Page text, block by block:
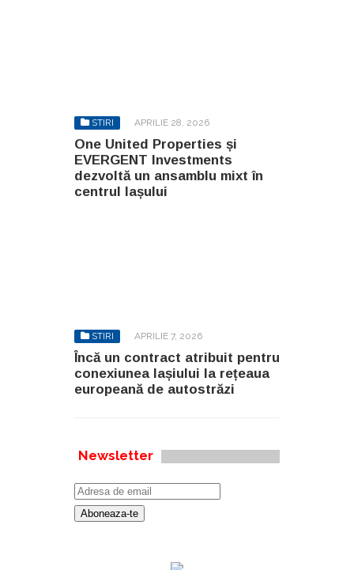
STIRI APRILIE 28, 2026
One United Properties și
EVERGENT Investments
dezvoltă un ansamblu mixt în
centrul Iașului
STIRI APRILIE 7, 2026
Încă un contract atribuit pentru
conexiunea Iașiului la rețeaua
europeană de autostrăzi
Newsletter